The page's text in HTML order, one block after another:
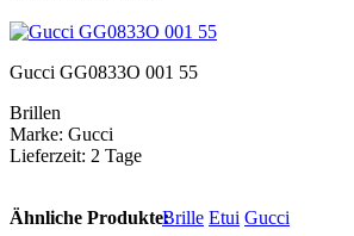
Gucci GG0833O 001 55
Brillen
Marke: Gucci
Lieferzeit: 2 Tage
Ähnliche Produkte:Brille Etui Gucci